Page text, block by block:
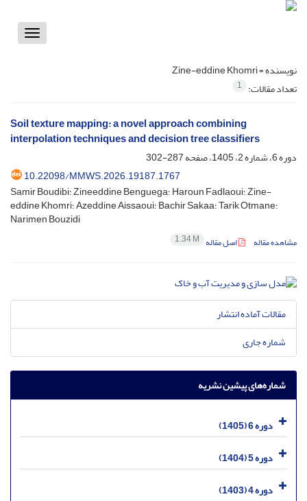
Toggle
نویسنده =Zine-eddine Khomri
تعداد مقالات: 1
Soil texture mapping: a novel approach combining
interpolation techniques and decision tree classifiers
دوره 6، شماره 2، 1405، صفحه
287-302
10.22098/MMWS.2026.19187.1767
Samir Boudibi؛ Zineeddine Benguega؛ Haroun Fadlaoui؛ Zine-
eddine Khomri؛ Azeddine Aissaoui؛ Bachir Sakaa؛ Tarik Otmane؛
Narimen Bouzidi
مشاهده مقاله اصل مقاله 1.34 M
مقالات آماده انتشار
شماره جاری
شماره‌های پیشین نشریه
دوره 6 (1405)
دوره 5 (1404)
دوره 4 (1403)